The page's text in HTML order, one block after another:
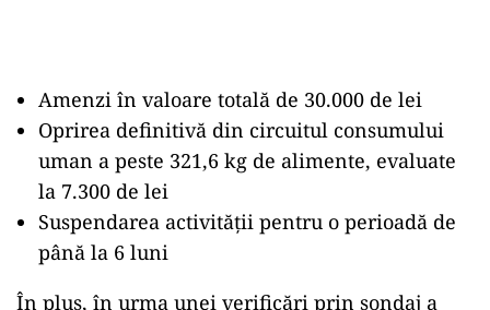
Amenzi în valoare totală de 30.000 de lei
Oprirea definitivă din circuitul consumului
uman a peste 321,6 kg de alimente, evaluate
la 7.300 de lei
Suspendarea activității pentru o perioadă de
până la 6 luni
În plus, în urma unei verificări prin sondaj a